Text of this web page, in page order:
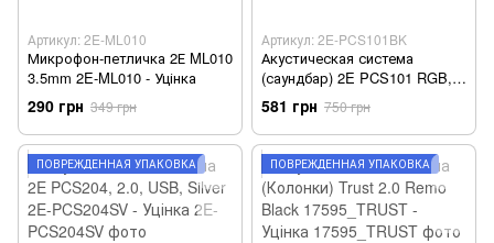
Артикул: 2E-ML010
Микрофон-петличка 2Е ML010
3.5mm 2E-ML010 - Уцінка
290 грн 349 грн
Артикул: 2E-PCS101BK
Акустическая система
(саундбар) 2E PCS101 RGB,
2.0, USB, Black 2E-PCS101BK
- Уцінка
581 грн 750 грн
ПОВРЕЖДЁННАЯ УПАКОВКА ПОВРЕЖДЁННАЯ УПАКОВКА